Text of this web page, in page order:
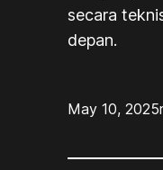
secara
depan.
May 10, 2025